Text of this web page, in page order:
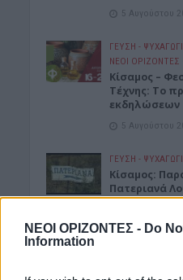
ΝΕΟΙ ΟΡΙΖΟΝΤΕΣ - Do
Information
5 Αυγούστου
ΓΕΎΣΗ -
ΝΕΟΙ ΟΡΙΖΟΝΤΕΣ
Κίσαμος –
Τέχνης: Το
εκδηλώσεων
5 Αυγούστου
ΓΕΎΣΗ -
Κίσαμος:
Πατεριανά
Δημοφιλή αυτή την